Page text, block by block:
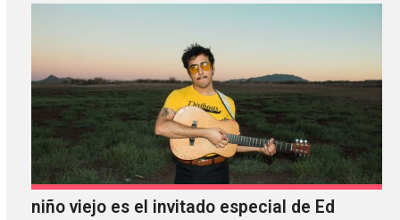
niño viejo es el invitado especial de Ed